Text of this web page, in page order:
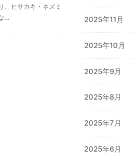
、ヒサカキ・ネズミ
…
2025年11月
2025年10月
2025年9月
2025年8月
2025年7月
2025年6月